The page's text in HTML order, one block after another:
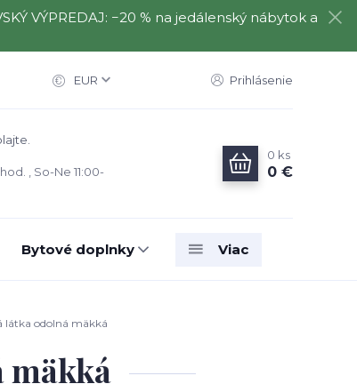
VÝPREDAJ: −20 % na jedálenský nábytok a
EUR Prihlásenie
, So-Ne 11:00-
0 ks
0 €
Bytové doplnky Viac
látka odolná mäkká
mäkká